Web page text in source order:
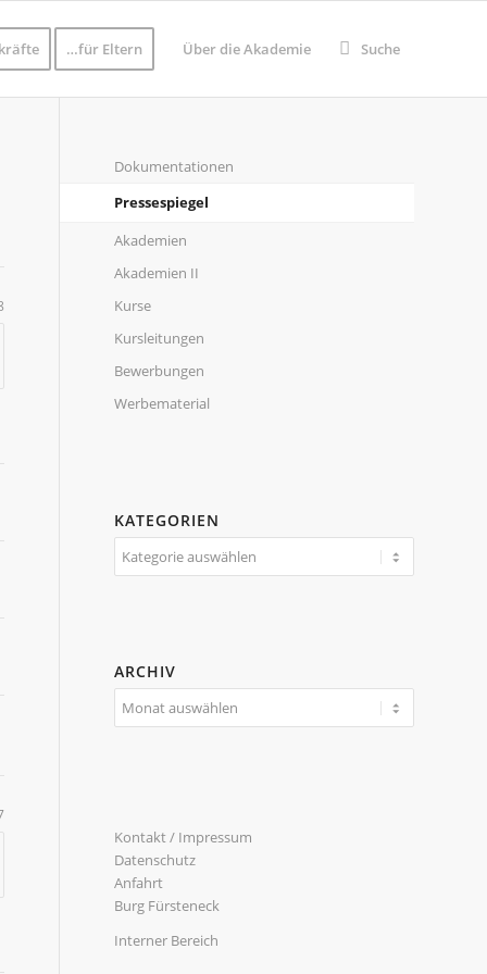
…für Eltern Über die Akademie Suche
Dokumentationen
Pressespiegel
Akademien
Akademien II
Kurse
Kursleitungen
Bewerbungen
Werbematerial
KATEGORIEN
Kategorien
ARCHIV
Kontakt / Impressum
Datenschutz
Anfahrt
Burg Fürsteneck
Interner Bereich